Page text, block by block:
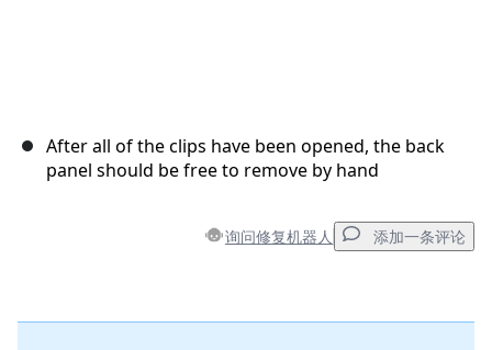
After all of the clips have been opened, the back
panel should be free to remove by hand
询问修复机器人 添加一条评论